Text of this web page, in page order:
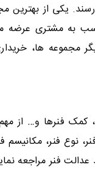
یکی از بهترین
به مشتری عرضه
مجموعه ها،
فنرها و… از
نوع فنر،
فنر مراجعه